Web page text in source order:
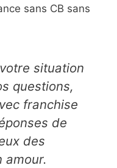
sans CB sans
situation
questions,
franchise
de
des
amour.